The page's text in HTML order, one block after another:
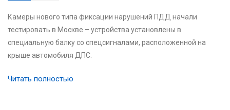
Камеры нового типа фиксации нарушений ПДД начали
тестировать в Москве – устройства установлены в
специальную балку со спецсигналами, расположенной на
крыше автомобиля ДПС.
Читать полностью